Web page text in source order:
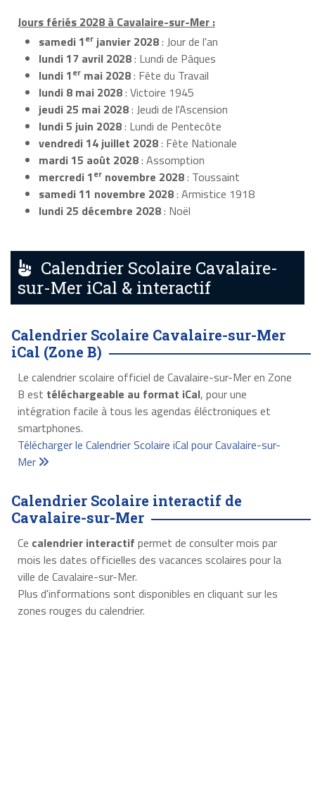
Jours fériés 2028 à Cavalaire-sur-Mer :
samedi 1er janvier 2028: Jour de l'an
lundi 17 avril 2028: Lundi de Pâques
lundi 1er mai 2028: Fête du Travail
lundi 8 mai 2028: Victoire 1945
jeudi 25 mai 2028: Jeudi de l'Ascension
lundi 5 juin 2028: Lundi de Pentecôte
vendredi 14 juillet 2028: Fête Nationale
mardi 15 août 2028: Assomption
mercredi 1er novembre 2028: Toussaint
samedi 11 novembre 2028: Armistice 1918
lundi 25 décembre 2028: Noël
Calendrier Scolaire Cavalaire-
sur-Mer iCal & interactif
Calendrier Scolaire Cavalaire-sur-Mer
iCal (Zone B)
Le calendrier scolaire officiel de Cavalaire-sur-Mer en Zone
B est téléchargeable au format iCal, pour une
intégration facile à tous les agendas éléctroniques et
smartphones.
Télécharger le Calendrier Scolaire iCal pour Cavalaire-sur-
Mer
Calendrier Scolaire interactif de
Cavalaire-sur-Mer
Ce calendrier interactif permet de consulter mois par
mois les dates officielles des vacances scolaires pour la
ville de Cavalaire-sur-Mer.
Plus d'informations sont disponibles en cliquant sur les
zones rouges du calendrier.